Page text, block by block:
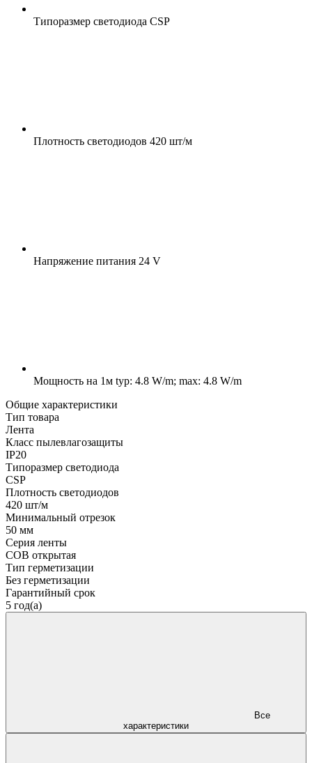
Типоразмер светодиода CSP
Плотность светодиодов 420 шт/м
Напряжение питания 24 V
Мощность на 1м typ: 4.8 W/m; max: 4.8 W/m
Общие характеристики
Тип товара
Лента
Класс пылевлагозащиты
IP20
Типоразмер светодиода
CSP
Плотность светодиодов
420 шт/м
Минимальный отрезок
50 мм
Серия ленты
COB открытая
Тип герметизации
Без герметизации
Гарантийный срок
5 год(а)
характеристики